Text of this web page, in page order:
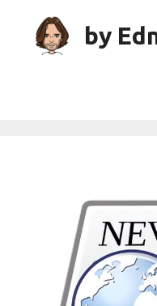
content
by